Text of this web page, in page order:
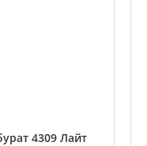
4309 Лайт